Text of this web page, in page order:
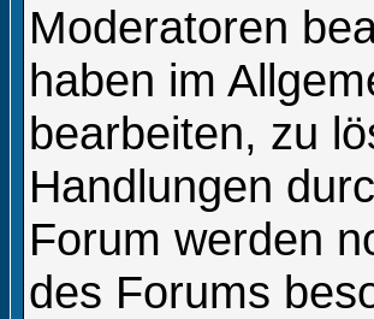
Moderatoren
haben im
bearbeiten, zu
Handlungen
Forum werden
des Forums